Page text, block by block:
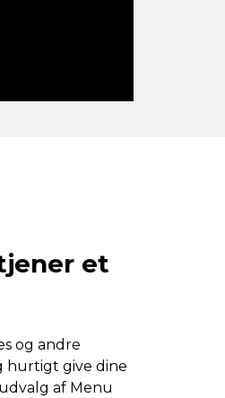
et
og andre
hurtigt give dine
af Menu